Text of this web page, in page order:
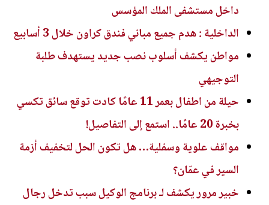
داخل مستشفى الملك المؤسس
الداخلية : هدم جميع مباني فندق كراون خلال 3 أسابيع
مواطن يكشف أسلوب نصب جديد يستهدف طلبة
التوجيهي
حيلة من اطفال بعمر 11 عامًا كادت توقع سائق تكسي
بخبرة 20 عامًا.. استمع إلى التفاصيل!
مواقف علوية وسفلية… هل تكون الحل لتخفيف أزمة
السير في عمّان؟
خبير مرور يكشف لـ برنامج الوكيل سبب تدخل رجال